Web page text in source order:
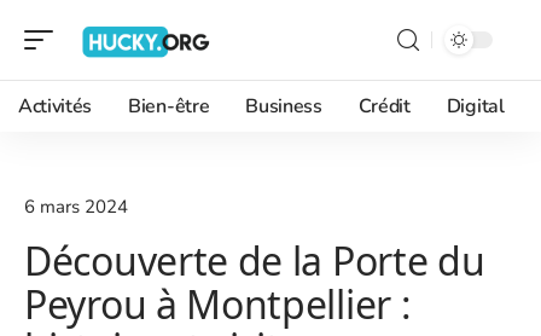
Activités Bien-être Business Crédit Digital
6 mars 2024
Découverte de la Porte du
Peyrou à Montpellier :